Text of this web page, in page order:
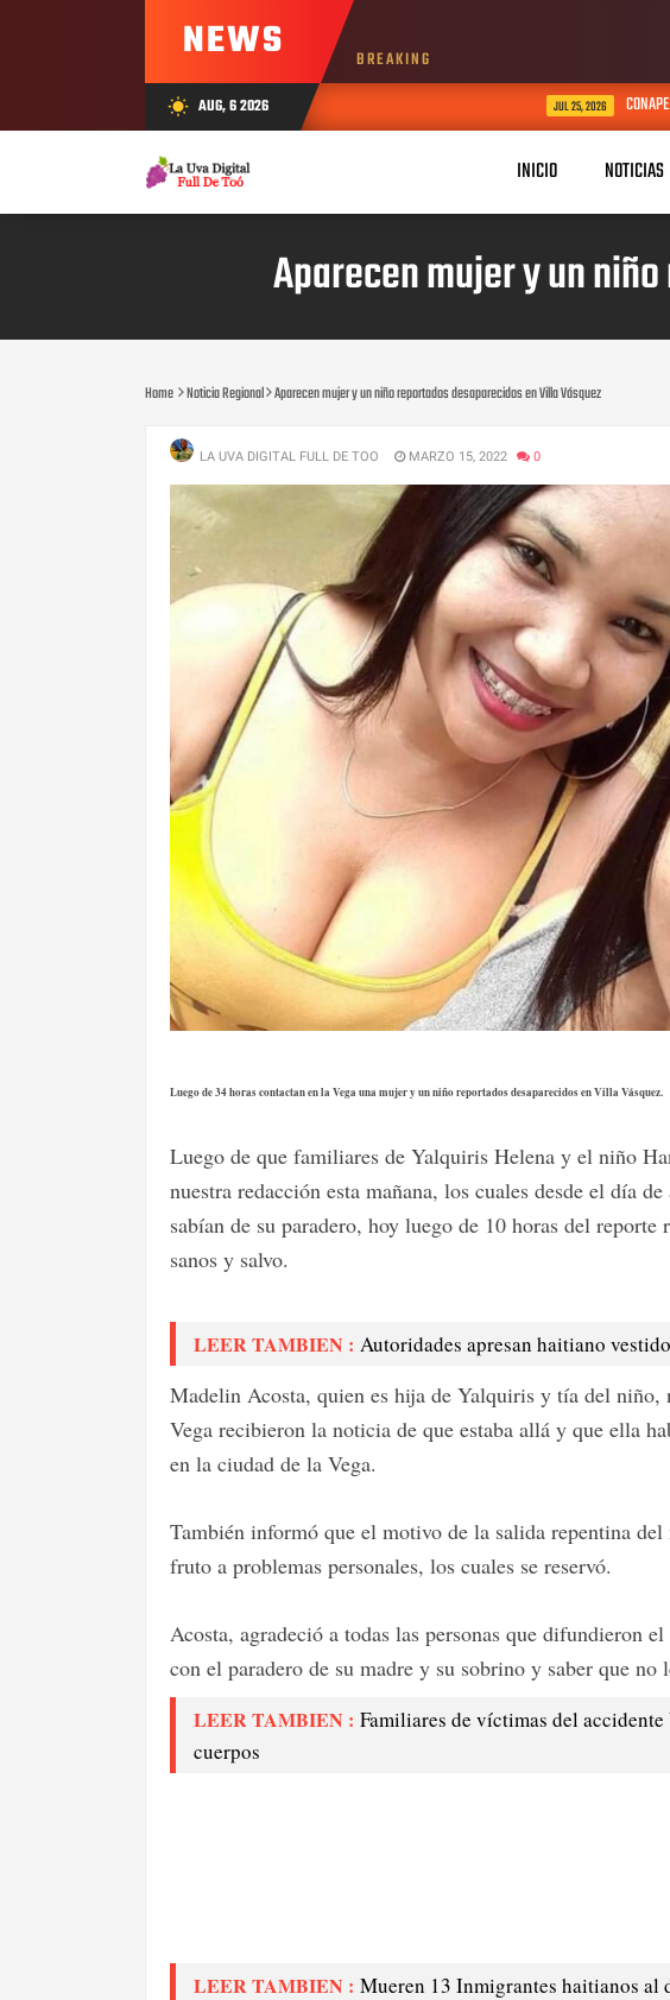
NEWS BREAKING
wb_sunny AUG, 6 2026 CONAPE
INICIO NOTICIAS
Aparecen mujer y un
Home Noticia Regional Aparecen mujer y un niño reportados desaparecidos en Villa Vásquez
LA UVA DIGITAL FULL DE TOO MARZO 15, 2022 0
Luego de 34 horas contactan en la Vega una mujer y un niño reportados desaparecidos en Villa Vásquez.
Luego de que familiares de Yalquiris Helena y el niño
nuestra redacción esta mañana, los cuales desde el día
sabían de su paradero, hoy luego de 10 horas del
sanos y salvo.
LEER TAMBIEN : Autoridades apresan haitiano
Madelin Acosta, quien es hija de Yalquiris y tía del niño,
Vega recibieron la noticia de que estaba allá y que ella
en la ciudad de la Vega.
También informó que el motivo de la salida repentina
fruto a problemas personales, los cuales se reservó.
Acosta, agradeció a todas las personas que difundieron
con el paradero de su madre y su sobrino y saber que no
LEER TAMBIEN : Familiares de víctimas del
cuerpos
LEER TAMBIEN : Mueren 13 Inmigrantes haitianos al